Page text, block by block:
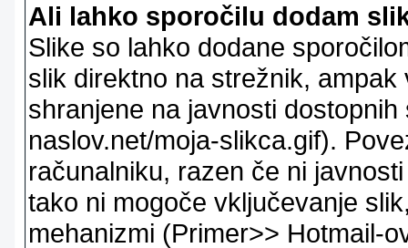
Ali lahko sporočilu dodam
Slike so lahko dodane
slik direktno na strežnik,
shranjene na javnosti
naslov.net/moja-slikca.gif).
računalniku, razen če ni
tako ni mogoče vključevanje
mehanizmi (Primer>> Hotmail-